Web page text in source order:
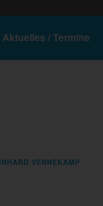
Aktuelles / Termine
VENNEKAMP